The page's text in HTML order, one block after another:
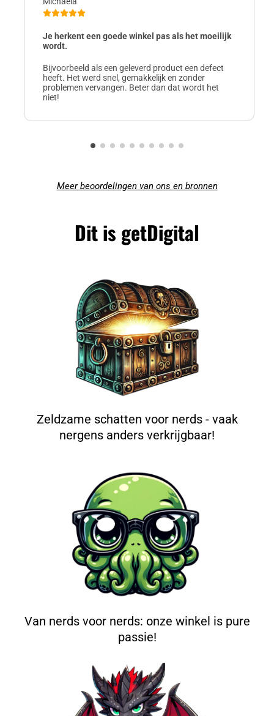
Je herkent een goede winkel pas als het moeilijk
wordt.
Bijvoorbeeld als een geleverd product een defect
heeft. Het werd snel, gemakkelijk en zonder
problemen vervangen. Beter dan dat wordt het
niet!
Meer beoordelingen van ons en bronnen
Dit is getDigital
Zeldzame schatten voor nerds - vaak
nergens anders verkrijgbaar!
Van nerds voor nerds: onze winkel is pure
passie!